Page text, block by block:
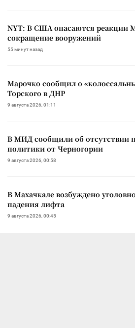
NYT: В США опасаются реакции
сокращение вооружений
55 минут назад
Марочко сообщил о
Торского в ДНР
9 августа 2026, 01:11
В МИД сообщили об отсутствии
политики от Черногории
9 августа 2026, 00:58
В Махачкале возбуждено
падения лифта
9 августа 2026, 00:45